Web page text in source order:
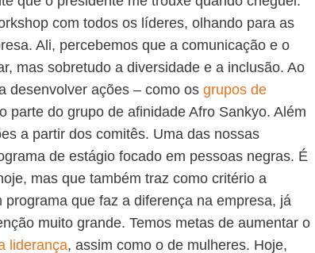
com todos os líderes, olhando para as
Ali, percebemos que a comunicação e o
mas sobretudo a diversidade e a inclusão. Ao
desenvolver ações – como os grupos de
parte do grupo de afinidade Afro Sankyo. Além
a partir dos comitês. Uma das nossas
de estágio focado em pessoas negras. É
mas que também traz como critério a
que faz a diferença na empresa, já
muito grande. Temos metas de aumentar o
liderança, assim como o de mulheres. Hoje,